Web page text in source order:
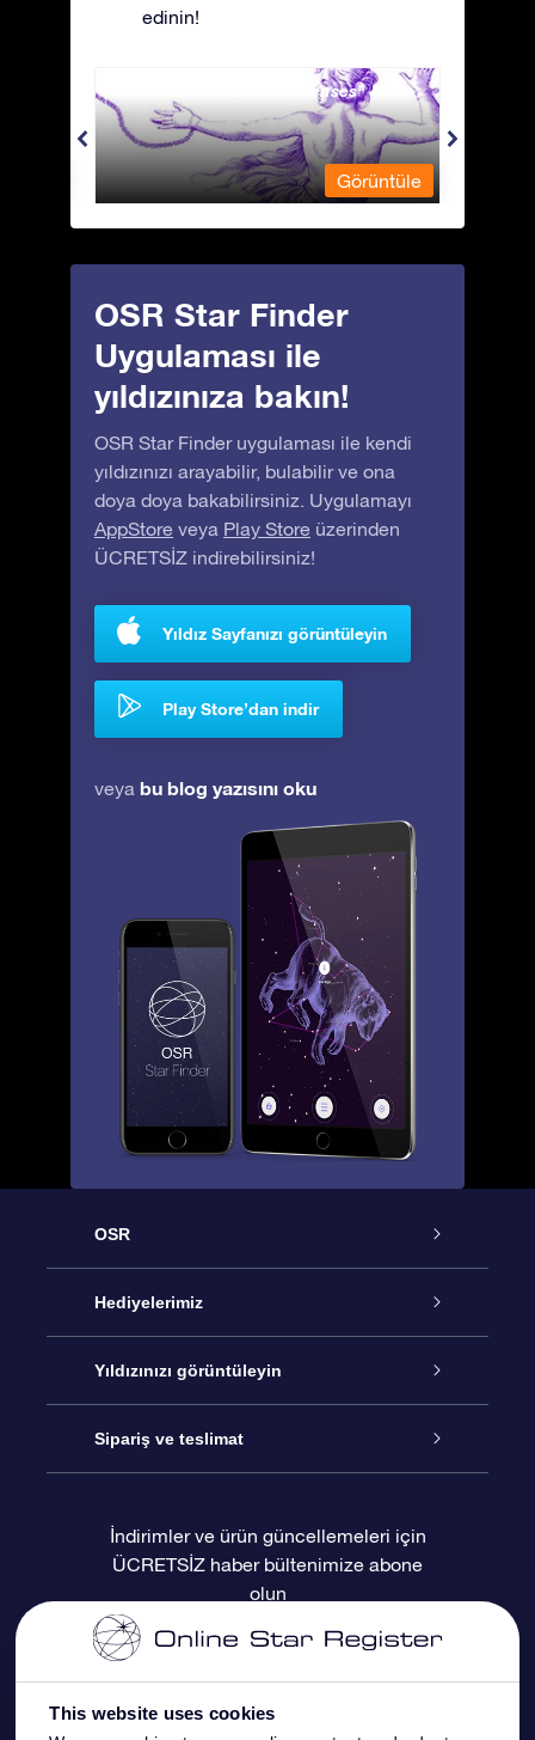
This website uses cookies
edinin!
Andromeda - Zincirli Prenses
Görüntüle
OSR Star Finder
Uygulaması ile
yıldızınıza bakın!
OSR Star Finder uygulaması ile kendi
yıldızınızı arayabilir, bulabilir ve ona
doya doya bakabilirsiniz. Uygulamayı
AppStore veya Play Store üzerinden
ÜCRETSİZ indirebilirsiniz!
Yıldız Sayfanızı görüntüleyin
Play Store’dan indir
veya bu blog yazısını oku
OSR
Hizmet
İletişim
Blogu
Değerlendirmeler
Hediyelerimiz
Çevrimiçi Yıldız Hediyesi
OSR Hediye Paketi
OSR Hediye Kartı
Kurumsal hediyeler
Yıldızınızı görüntüleyin
Star Register
Kişiselleştirilmiş Yıldız Sayfası
Bir Milyon Yıldız
OSR Starsaver
Sipariş ve teslimat
Ödeme bilgileri
Sevkiyat bilgileri
İade Politikası
İndirimler ve ürün güncellemeleri için
ÜCRETSİZ haber bültenimize abone
olun